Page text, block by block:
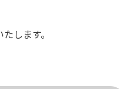
します。